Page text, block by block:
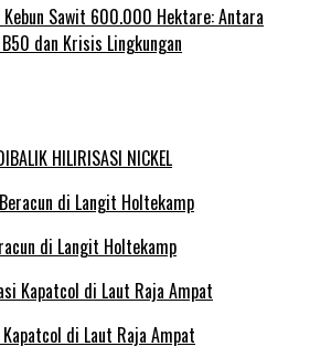
Kebun Sawit 600.000 Hektare: Antara
dan Krisis Lingkungan
HILIRISASI NICKEL
di Langit Holtekamp
di Laut Raja Ampat